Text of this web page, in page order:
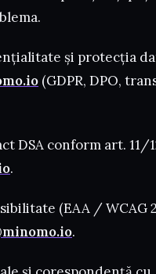
și protecția
(GDPR, DPO,
DSA conform art. 11/
.
(EAA / WCAG
.